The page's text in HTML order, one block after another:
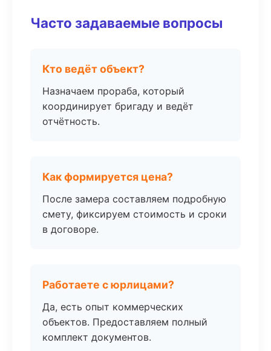
Часто задаваемые вопросы
Кто ведёт объект?
Назначаем прораба, который
координирует бригаду и ведёт
отчётность.
Как формируется цена?
После замера составляем подробную
смету, фиксируем стоимость и сроки
в договоре.
Работаете с юрлицами?
Да, есть опыт коммерческих
объектов. Предоставляем полный
комплект документов.